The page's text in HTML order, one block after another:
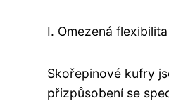
I. Omezená flexibilita
Skořepinové kufry
přizpůsobení se